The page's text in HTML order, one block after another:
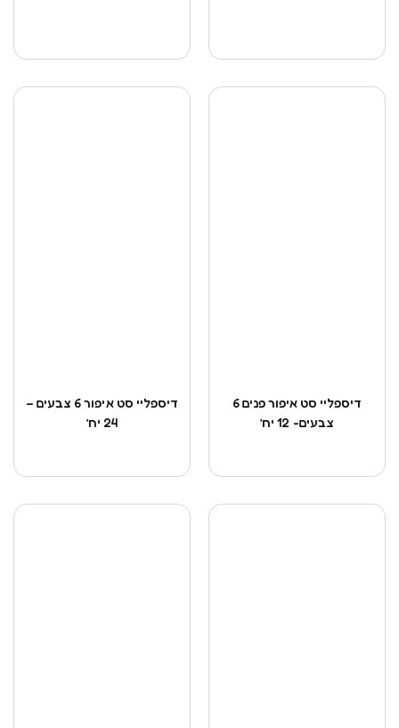
דיספליי סט איפור 6 צבעים –
24 יח’
דיספליי סט איפור פנים 6
צבעים- 12 יח’